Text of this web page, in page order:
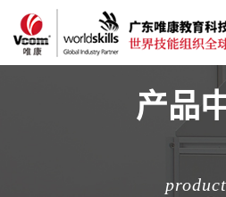
产品